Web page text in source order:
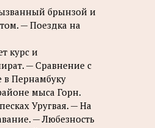
брынзой и
— Поездка на
курс и
— Сравнение с
в Пернамбуку
мыса Горн.
Уругвая. — На
— Любезность